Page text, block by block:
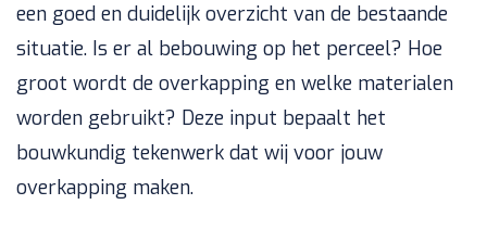
een goed en duidelijk overzicht van de bestaande
situatie. Is er al bebouwing op het perceel? Hoe
groot wordt de overkapping en welke materialen
worden gebruikt? Deze input bepaalt het
bouwkundig tekenwerk dat wij voor jouw
overkapping maken.